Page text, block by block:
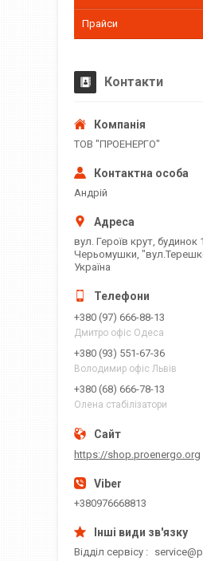
Прайси
Контакти
ТОВ "ПРОЕНЕРГО"
Андрій
вул. Героїв крут, будинок
Черьомушки,
Україна
+380 (97) 666-88-13
Дмитро офіс Одеса
+380 (93) 551-67-36
Володимир офіс Львів
+380 (68) 666-78-13
Олена стабілізатори
https://shop.proenergo.org
+380976668813
Відділ сервісу